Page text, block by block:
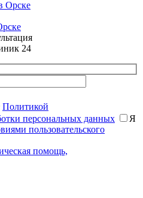
24
Политикой
персональных данных
Я
пользовательского
помощь,